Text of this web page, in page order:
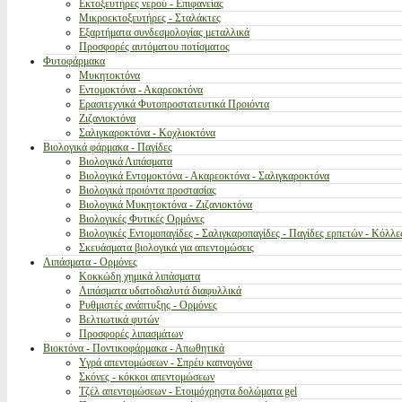
Εκτοξευτήρες νερού - Επιφανείας
Μικροεκτοξευτήρες - Σταλάκτες
Εξαρτήματα συνδεσμολογίας μεταλλικά
Προσφορές αυτόματου ποτίσματος
Φυτοφάρμακα
Μυκητοκτόνα
Εντομοκτόνα - Ακαρεοκτόνα
Ερασιτεχνικά Φυτοπροστατευτικά Προιόντα
Ζιζανιοκτόνα
Σαλιγκαροκτόνα - Κοχλιοκτόνα
Βιολογικά φάρμακα - Παγίδες
Βιολογικά Λιπάσματα
Βιολογικά Εντομοκτόνα - Ακαρεοκτόνα - Σαλιγκαροκτόνα
Βιολογικά προιόντα προστασίας
Βιολογικά Μυκητοκτόνα - Ζιζανιοκτόνα
Βιολογικές Φυτικές Ορμόνες
Βιολογικές Εντομοπαγίδες - Σαλιγκαροπαγίδες - Παγίδες ερπετών -
Σκευάσματα βιολογικά για απεντομώσεις
Λιπάσματα - Ορμόνες
Κοκκώδη χημικά λιπάσματα
Λιπάσματα υδατοδιαλυτά διαφυλλικά
Ρυθμιστές ανάπτυξης - Ορμόνες
Βελτιωτικά φυτών
Προσφορές λιπασμάτων
Βιοκτόνα - Ποντικοφάρμακα - Απωθητικά
Υγρά απεντομώσεων - Σπρέυ καπνογόνα
Σκόνες - κόκκοι απεντομώσεων
Τζέλ απεντομώσεων - Ετοιμόχρηστα δολώματα gel